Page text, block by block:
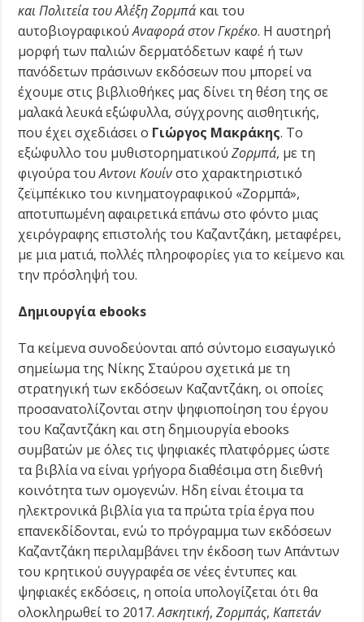
και Πολιτεία του Αλέξη Ζορμπά και του
αυτοβιογραφικούΑναφορά στον Γκρέκο. Η αυστηρή
μορφή των παλιών δερματόδετων καφέ ή των
πανόδετων πράσινων εκδόσεων που μπορεί να
έχουμε στις βιβλιοθήκες μας δίνει τη θέση της σε
μαλακά λευκά εξώφυλλα, σύγχρονης αισθητικής,
που έχει σχεδιάσει ο Γιώργος Μακράκης. Το
εξώφυλλο του μυθιστορηματικούΖορμπά, με τη
φιγούρα τουΑντονι Κουίνστο χαρακτηριστικό
ζεϊμπέκικο του κινηματογραφικού «Ζορμπά»,
αποτυπωμένη αφαιρετικά επάνω στο φόντο μιας
χειρόγραφης επιστολής του Καζαντζάκη, μεταφέρει,
με μια ματιά, πολλές πληροφορίες για το κείμενο και
την πρόσληψή του.
Δημιουργία ebooks
Τα κείμενα συνοδεύονται από σύντομο εισαγωγικό
σημείωμα της Νίκης Σταύρου σχετικά με τη
στρατηγική των εκδόσεων Καζαντζάκη, οι οποίες
προσανατολίζονται στην ψηφιοποίηση του έργου
του Καζαντζάκη και στη δημιουργία ebooks
συμβατών με όλες τις ψηφιακές πλατφόρμες ώστε
τα βιβλία να είναι γρήγορα διαθέσιμα στη διεθνή
κοινότητα των ομογενών. Ηδη είναι έτοιμα τα
ηλεκτρονικά βιβλία για τα πρώτα τρία έργα που
επανεκδίδονται, ενώ το πρόγραμμα των εκδόσεων
Καζαντζάκη περιλαμβάνει την έκδοση των Απάντων
του κρητικού συγγραφέα σε νέες έντυπες και
ψηφιακές εκδόσεις, η οποία υπολογίζεται ότι θα
ολοκληρωθεί το 2017.Ασκητική,Ζορμπάς,Καπετάν